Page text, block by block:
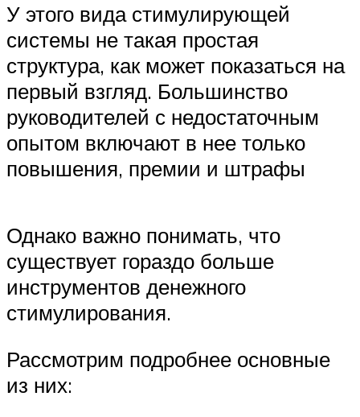
У этого вида стимулирующей
системы не такая простая
структура, как может показаться на
первый взгляд. Большинство
руководителей с недостаточным
опытом включают в нее только
повышения, премии и штрафы
Однако важно понимать, что
существует гораздо больше
инструментов денежного
стимулирования.
Рассмотрим подробнее основные
из них: